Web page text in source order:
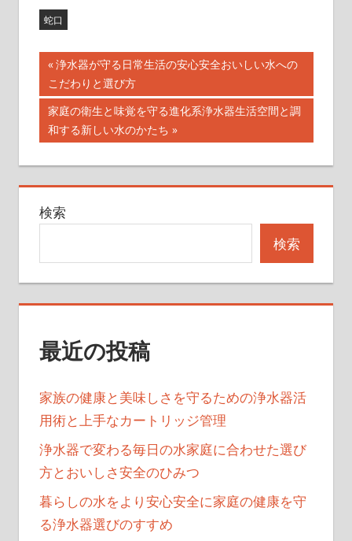
蛇口
投
稿
ナ
ビ
ゲ
ー
ョ
ン
前
の
記
事:
浄水器が守る日常生活の安心安全おいしい水への
こだわりと選び方
次
の
事:
家庭の衛生と味覚を守る進化系浄水器生活空間と調
和する新しい水のかたち
検索
検索
最近の投稿
家族の健康と美味しさを守るための浄水器活
用術と上手なカートリッジ管理
浄水器で変わる毎日の水家庭に合わせた選び
方とおいしさ安全のひみつ
暮らしの水をより安心安全に家庭の健康を守
る浄水器選びのすすめ